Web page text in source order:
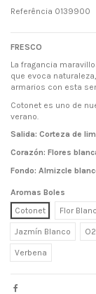
Referência 0139900
FRESCO
La fragancia
que evoca
armarios con esta
Cotonet es uno de
verano.
Salida: Corteza de
Corazón: Flores
Fondo: Almizcle
Aromas Boles
Cotonet
Flor
Jazmín Blanco O2
Verbena